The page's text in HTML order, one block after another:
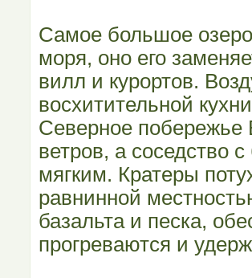
Самое большое
моря, оно его
вилл и курортов.
восхитительной
Северное
ветров, а соседство
мягким. Кратеры
равнинной
базальта и песка,
прогреваются и